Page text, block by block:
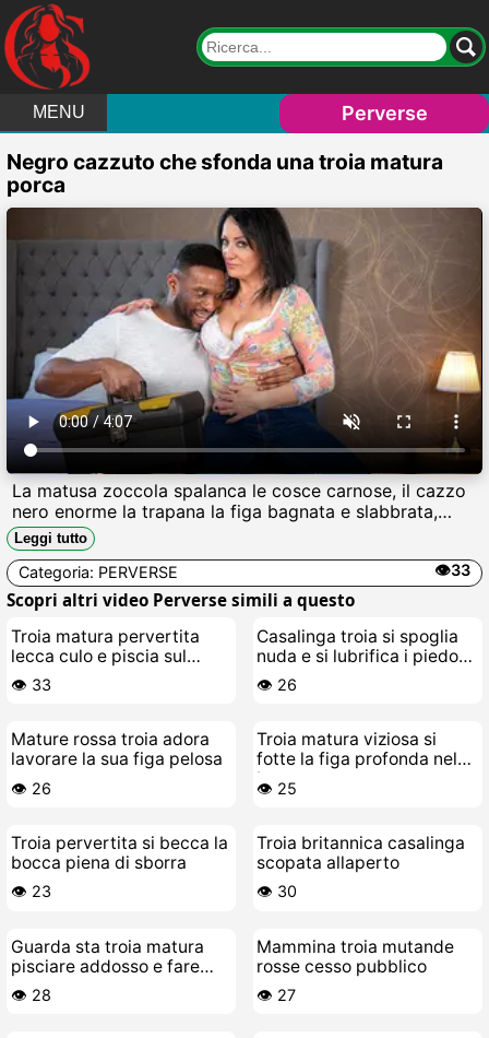
MENU Perverse
Negro cazzuto che sfonda una troia matura
porca
La matusa zoccola spalanca le cosce carnose, il cazzo
nero enorme la trapana la figa bagnata e slabbrata,
sborra calda le riempie il culo sfondato mentre urla
scopami più forte, bestia.
Leggi tutto
Categoria: PERVERSE 👁️33
Scopri altri video Perverse simili a questo
Troia matura pervertita
lecca culo e piscia sul
cesso
👁️ 33
Casalinga troia si spoglia
nuda e si lubrifica i piedoni
per farti sborrare
👁️ 26
Mature rossa troia adora
lavorare la sua figa pelosa
👁️ 26
Troia matura viziosa si
fotte la figa profonda nel
bosco
👁️ 25
Troia pervertita si becca la
bocca piena di sborra
👁️ 23
Troia britannica casalinga
scopata allaperto
👁️ 30
Guarda sta troia matura
pisciare addosso e fare
porcate schifose
👁️ 28
Mammina troia mutande
rosse cesso pubblico
👁️ 27